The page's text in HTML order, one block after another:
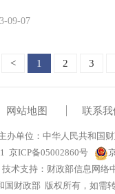
09-07
< 1 2 3
网站地图 联系我
办单位：中华人民共和国
京ICP备05002860号
技术支持：财政部信息网络
国财政部 版权所有，如需